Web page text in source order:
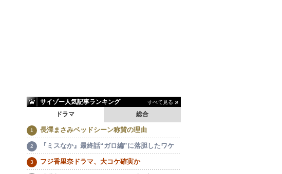
サイゾー人気記事ランキング すべて見る
ドラマ 総合
長澤まさみベッドシーン称賛の理由
『ミスなか』最終話“ガロ編”に落胆したワケ
フジ香里奈ドラマ、大コケ確実か